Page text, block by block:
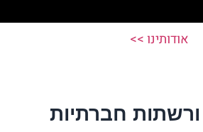
אודותינו >>
ורשתות חברתיות